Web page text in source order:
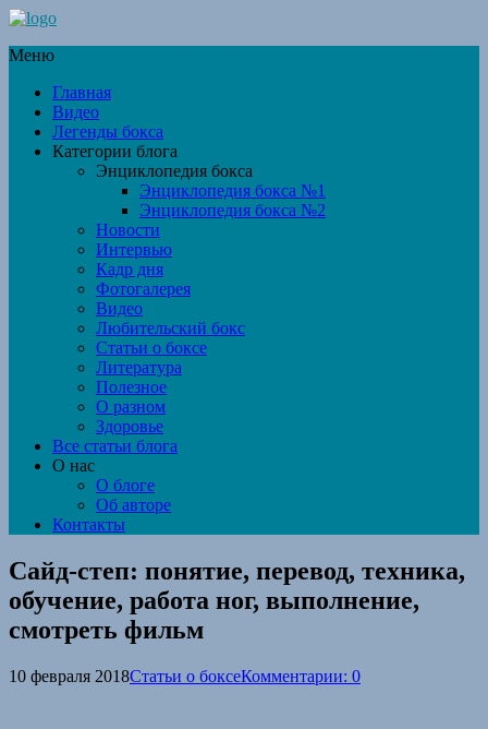
Меню
Главная
Видео
Легенды бокса
Категории блога
Энциклопедия бокса
Энциклопедия бокса №1
Энциклопедия бокса №2
Новости
Интервью
Кадр дня
Фотогалерея
Видео
Любительский бокс
Статьи о боксе
Литература
Полезное
О разном
Здоровье
Все статьи блога
О нас
О блоге
Об авторе
Контакты
Сайд-степ: понятие, перевод, техника,
обучение, работа ног, выполнение,
смотреть фильм
10 февраля 2018Статьи о боксеКомментарии: 0